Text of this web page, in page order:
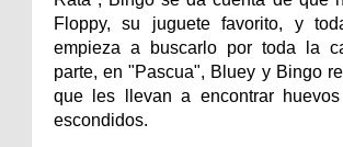
Floppy, su juguete favorito, y
empieza a buscarlo por toda la
parte, en "Pascua", Bluey y Bingo
que les llevan a encontrar
escondidos.